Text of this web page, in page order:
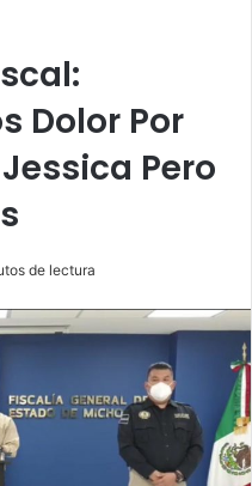
Dolor Por
Pero
de lectura